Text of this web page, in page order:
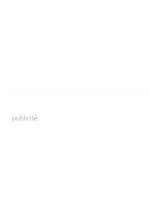
publicité